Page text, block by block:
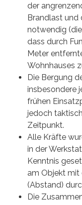
der
Brandlast und
notwendig
dass durch
Meter
Wohnhauses
Die Bergung
insbesondere
frühen
jedoch
Zeitpunkt.
Alle Kräfte
in der
Kenntnis
am Objekt mit
(Abstand)
Die